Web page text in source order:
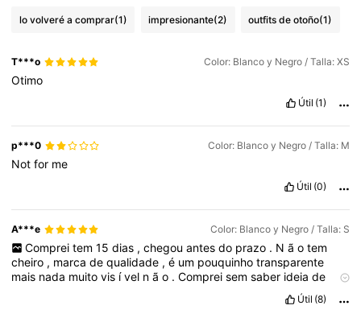
lo volveré a comprar(1) impresionante(2) outfits de otoño(1)
T***o Color: Blanco y Negro / Talla: XS
Otimo
Útil (1)
p***0 Color: Blanco y Negro / Talla: M
Notfor me
Útil (0)
A***e Color: Blanco y Negro / Talla: S
Comprei tem 15 dias , chegou antes do prazo . N ã o tem
cheiro , marcadequalidade ,é um pouquinhotransparente
mais nada muitovis ível não .Compreisemsaber ideiade
na
Útil (8)